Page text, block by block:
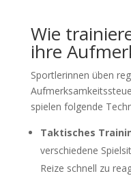
Wie
ihre
Sportlerinnen üben
spielen folgende
Taktisches
verschiedene
Reize schnell zu